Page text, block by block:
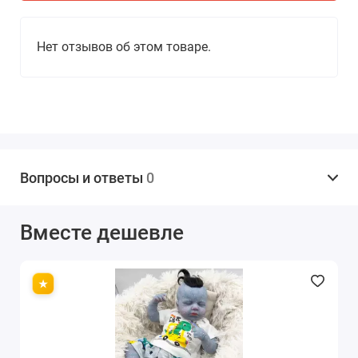
Нет отзывов об этом товаре.
Вопросы и ответы 0
Вместе дешевле